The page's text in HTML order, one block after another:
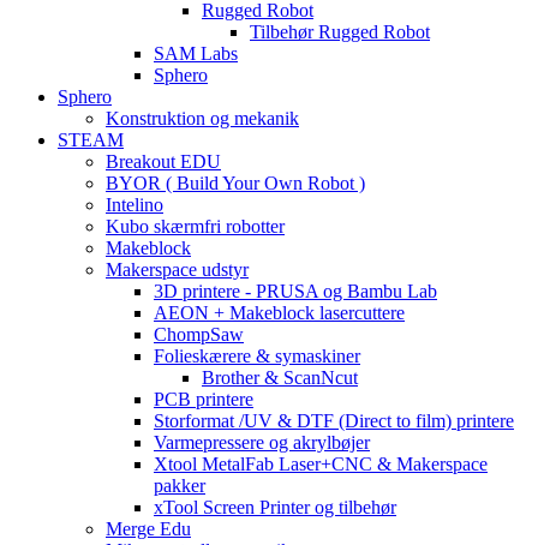
Rugged Robot
Tilbehør Rugged Robot
SAM Labs
Sphero
Sphero
Konstruktion og mekanik
STEAM
Breakout EDU
BYOR ( Build Your Own Robot )
Intelino
Kubo skærmfri robotter
Makeblock
Makerspace udstyr
3D printere - PRUSA og Bambu Lab
AEON + Makeblock lasercuttere
ChompSaw
Folieskærere & symaskiner
Brother & ScanNcut
PCB printere
Storformat /UV & DTF (Direct to film) printere
Varmepressere og akrylbøjer
Xtool MetalFab Laser+CNC & Makerspace
pakker
xTool Screen Printer og tilbehør
Merge Edu